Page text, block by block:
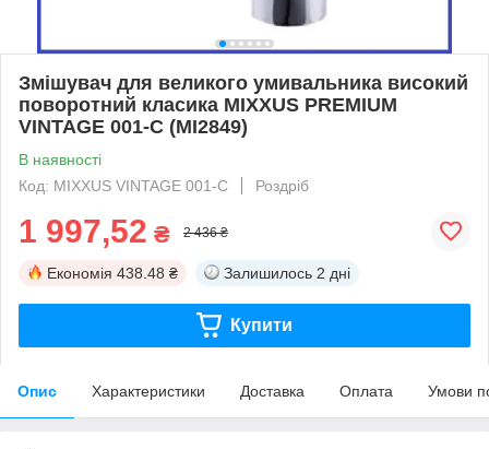
Змішувач для великого умивальника високий
поворотний класика MIXXUS PREMIUM
VINTAGE 001-C (MI2849)
В наявності
Код: MIXXUS VINTAGE 001-C
Роздріб
1 997,52 ₴ 2 436 ₴
Економія 438.48 ₴ Залишилось 2 дні
Купити
Опис Характеристики Доставка Оплата Умови